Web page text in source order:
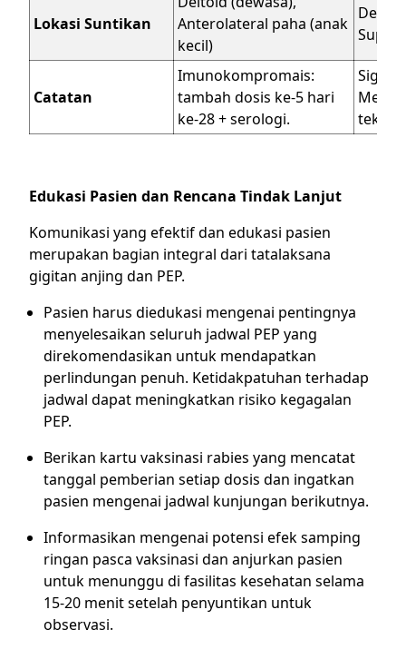
Lokasi Suntikan
Anterolateral paha (anak
kecil)
Catatan
Imunokompromais:
tambah dosis ke-5 hari
ke-28 + serologi.
teknik
Edukasi Pasien dan Rencana Tindak Lanjut
Komunikasi yang efektif dan edukasi pasien
merupakan bagian integral dari tatalaksana
gigitan anjing dan PEP.
Pasien harus diedukasi mengenai pentingnya
menyelesaikan seluruh jadwal PEP yang
direkomendasikan untuk mendapatkan
perlindungan penuh. Ketidakpatuhan terhadap
jadwal dapat meningkatkan risiko kegagalan
PEP.
Berikan kartu vaksinasi rabies yang mencatat
tanggal pemberian setiap dosis dan ingatkan
pasien mengenai jadwal kunjungan berikutnya.
Informasikan mengenai potensi efek samping
ringan pasca vaksinasi dan anjurkan pasien
untuk menunggu di fasilitas kesehatan selama
15-20 menit setelah penyuntikan untuk
observasi.